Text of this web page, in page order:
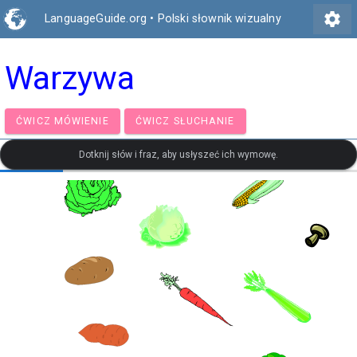
LanguageGuide.org • Polski słownik wizualny settings
Warzywa
ĆWICZ MÓWIENIE ĆWICZ SŁUCHANIE
Dotknij słów i fraz, aby usłyszeć ich wymowę.